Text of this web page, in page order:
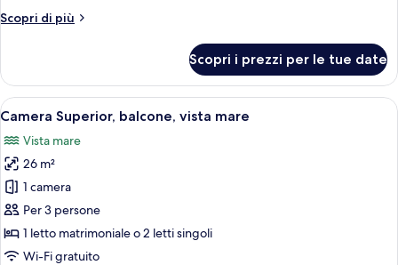
mare
Scopri di più
Altri
Standard,
balcone,
vista
Scopri i prezzi per le tue date
Apri
tutte
le
foto
per
Camera
Superior,
balcone,
Minibar, una cassaforte in camera,
5
Camera Superior, balcone, vista mare
Vista mare
26 m²
1 camera
Per 3 persone
1 letto matrimoniale o 2 letti singoli
Wi-Fi gratuito